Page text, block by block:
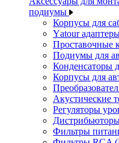
подиумы
Корпусы для
Yаtour
Проставочные
Подиумы для
Конденсаторы
Корпусы для
Акустические
Регуляторы
Фильтры